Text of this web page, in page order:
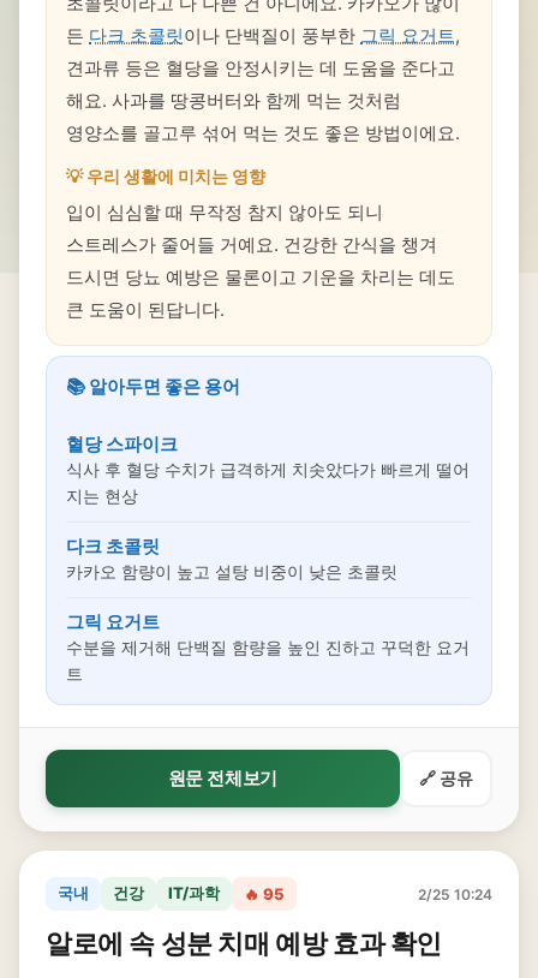
든 다크 초콜릿이나 단백질이 풍부한 그릭 요거트,
견과류 등은 혈당을 안정시키는 데 도움을 준다고
해요. 사과를 땅콩버터와 함께 먹는 것처럼
영양소를 골고루 섞어 먹는 것도 좋은 방법이에요.
💡 우리 생활에 미치는 영향
입이 심심할 때 무작정 참지 않아도 되니
스트레스가 줄어들 거예요. 건강한 간식을 챙겨
드시면 당뇨 예방은 물론이고 기운을 차리는 데도
큰 도움이 된답니다.
📚 알아두면 좋은 용어
혈당 스파이크
식사 후 혈당 수치가 급격하게 치솟았다가 빠르게 떨어
지는 현상
다크 초콜릿
카카오 함량이 높고 설탕 비중이 낮은 초콜릿
그릭 요거트
수분을 제거해 단백질 함량을 높인 진하고 꾸덕한 요거
트
원문 전체보기 🔗 공유
국내 건강 IT/과학 🔥 95 2/25 10:24
알로에 속 성분 치매 예방 효과 확인